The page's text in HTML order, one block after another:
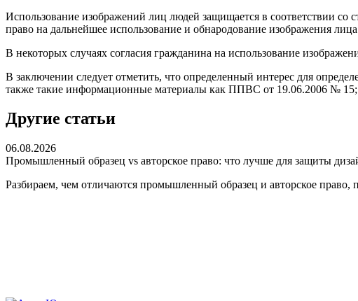
Использование изображений лиц людей защищается в соответствии
право на дальнейшее использование и обнародование изображения
В некоторых случаях согласия гражданина на использование
В заключении следует отметить, что определенный интерес для
также такие информационные материалы как ППВС от 19.06.2006 №
Другие статьи
06.08.2026
Промышленный образец vs авторское право: что лучше для защиты
Разбираем, чем отличаются промышленный образец и авторское